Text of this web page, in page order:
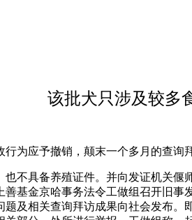
该批犬只涉及较多
应予撤销，颠末一个多月的查询
具备养殖证件。并向发证机关偃
基金京哈事务法令工做组召开旧
及相关查询拜访成果向社会发布